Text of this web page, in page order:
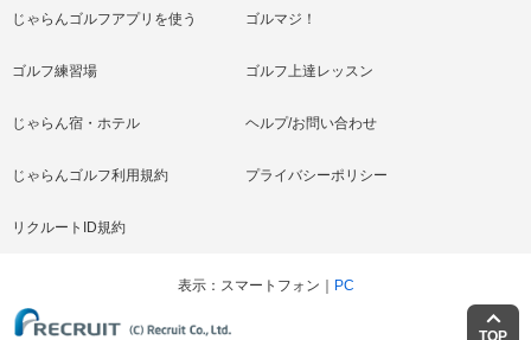
TOP
じゃらんゴルフアプリを使う ゴルマジ！
ゴルフ練習場 ゴルフ上達レッスン
じゃらん宿・ホテル ヘルプ/お問い合わせ
じゃらんゴルフ利用規約 プライバシーポリシー
リクルートID規約
表示 スマートフォン PC